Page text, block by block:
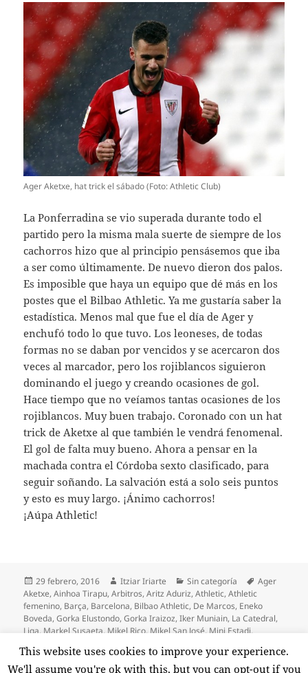
Ager Aketxe, hat trick el sábado (Foto: Athletic Club)
La Ponferradina se vio superada durante todo el
partido pero la misma mala suerte de siempre de los
cachorros hizo que al principio pensásemos que iba
a ser como últimamente. De nuevo dieron dos palos.
Es imposible que haya un equipo que dé más en los
postes que el Bilbao Athletic. Ya me gustaría saber la
estadística. Menos mal que fue el día de Ager y
enchufó todo lo que tuvo. Los leoneses, de todas
formas no se daban por vencidos y se acercaron dos
veces al marcador, pero los rojiblancos siguieron
dominando el juego y creando ocasiones de gol.
Hace tiempo que no veíamos tantas ocasiones de los
rojiblancos. Muy buen trabajo. Coronado con un hat
trick de Aketxe al que también le vendrá fenomenal.
El gol de falta muy bueno. Ahora a pensar en la
machada contra el Córdoba sexto clasificado, para
seguir soñando. La salvación está a solo seis puntos
y esto es muy largo. ¡Ánimo cachorros!
¡Aúpa Athletic!
Publicado
el
29 febrero, 2016 Autor
Itziar Iriarte Categorías
Sin categoría Etiquetas
Ager
Aketxe,Ainhoa Tirapu,Arbitros,Aritz Aduriz,Athletic,Athletic
femenino, Barça, Barcelona, Bilbao Athletic, De Marcos, Eneko
Boveda,Gorka Elustondo,Gorka Iraizoz,Iker Muniain, La Catedral,
Liga, Markel Susaeta, Mikel Rico, Mikel San José, Mini Estadi,
Txingurri,Valverde Deja un comentarioen Fin de semana completo
This website uses cookies to improve your experience.
We'll assume you're ok with this, but you can opt-out if you